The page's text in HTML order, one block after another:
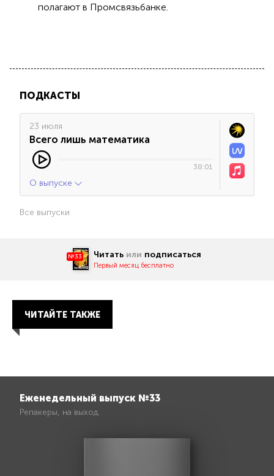
полагают в Промсвязьбанке.
ПОДКАСТЫ
23 июля
Всего лишь математика
38:01
О выпуске
Все выпуски
№33 Читать или подписаться
Первый месяц бесплатно
ЧИТАЙТЕ ТАКЖЕ
Еженедельный выпуск №33
Репакеры, на выход